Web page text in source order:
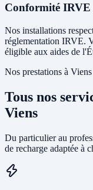
Conformité IRVE
Nos installations
réglementation IRVE.
éligible aux aides de
Nos prestations à Viens
Tous nos
Viens
Du particulier au
de recharge adaptée à